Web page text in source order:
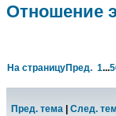
Отношение
На страницуПред. 1...5
Пред. тема
След.